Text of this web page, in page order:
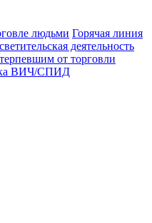
людьми Горячая линия
деятельность
от торговли
ВИЧ/СПИД